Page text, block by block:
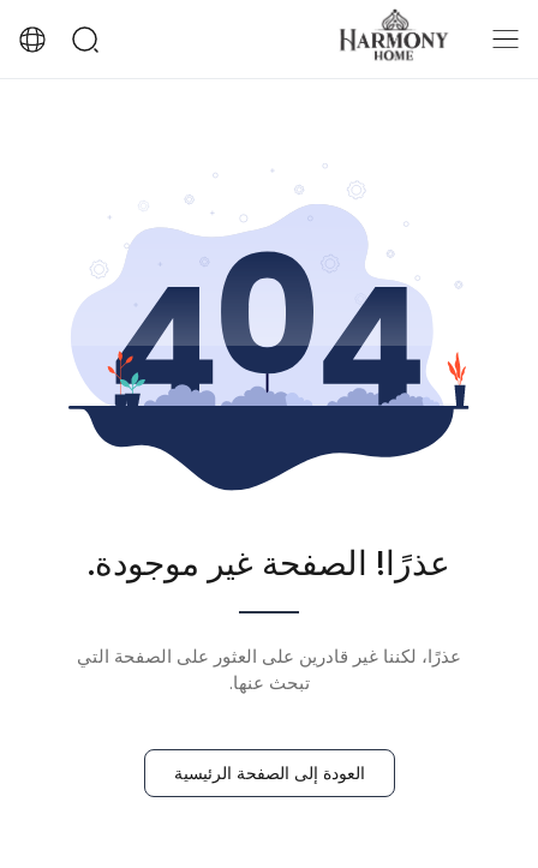
عذرًا! الصفحة غير موجودة.
عذرًا، لكننا غير قادرين على العثور على الصفحة التي
تبحث عنها.
العودة إلى الصفحة الرئيسية